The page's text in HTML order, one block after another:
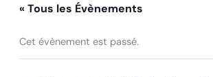
« Tous les Évènements
Cet évènement est passé.